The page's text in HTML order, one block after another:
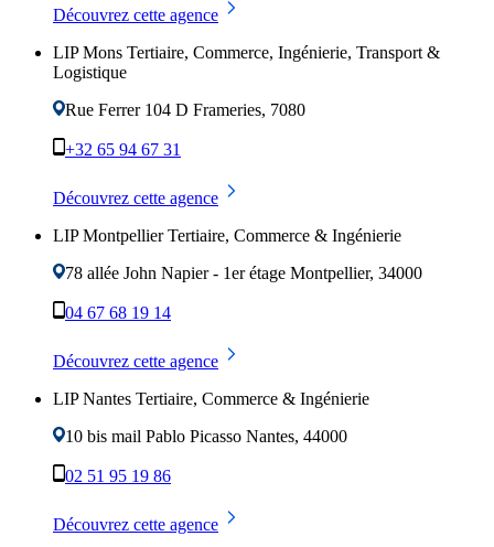
Découvrez cette agence
LIP Mons Tertiaire, Commerce, Ingénierie, Transport &
Logistique
Rue Ferrer 104 D Frameries, 7080
+32 65 94 67 31
Découvrez cette agence
LIP Montpellier Tertiaire, Commerce & Ingénierie
78 allée John Napier - 1er étage Montpellier, 34000
04 67 68 19 14
Découvrez cette agence
LIP Nantes Tertiaire, Commerce & Ingénierie
10 bis mail Pablo Picasso Nantes, 44000
02 51 95 19 86
Découvrez cette agence